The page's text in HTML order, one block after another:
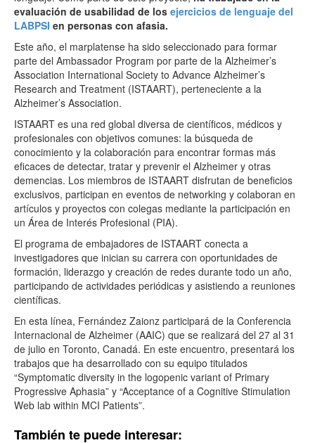
evaluación de usabilidad de los ejercicios de lenguaje del
LABPSI en personas con afasia.
Este año, el marplatense ha sido seleccionado para formar
parte del Ambassador Program por parte de la Alzheimer’s
Association International Society to Advance Alzheimer’s
Research and Treatment (ISTAART), perteneciente a la
Alzheimer’s Association.
ISTAART es una red global diversa de científicos, médicos y
profesionales con objetivos comunes: la búsqueda de
conocimiento y la colaboración para encontrar formas más
eficaces de detectar, tratar y prevenir el Alzheimer y otras
demencias. Los miembros de ISTAART disfrutan de beneficios
exclusivos, participan en eventos de networking y colaboran en
artículos y proyectos con colegas mediante la participación en
un Área de Interés Profesional (PIA).
El programa de embajadores de ISTAART conecta a
investigadores que inician su carrera con oportunidades de
formación, liderazgo y creación de redes durante todo un año,
participando de actividades periódicas y asistiendo a reuniones
científicas.
En esta línea, Fernández Zaionz participará de la Conferencia
Internacional de Alzheimer (AAIC) que se realizará del 27 al 31
de julio en Toronto, Canadá. En este encuentro, presentará los
trabajos que ha desarrollado con su equipo titulados
“Symptomatic diversity in the logopenic variant of Primary
Progressive Aphasia” y “Acceptance of a Cognitive Stimulation
Web lab within MCI Patients”.
También te puede interesar: